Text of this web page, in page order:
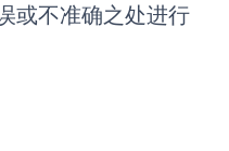
或不准确之处进行